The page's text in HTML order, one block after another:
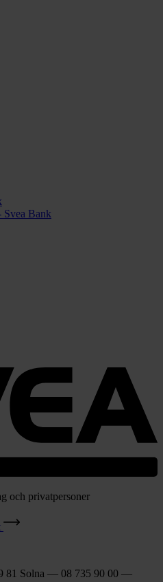
Svea Bank
och privatpersoner
81 Solna — 08 735 90 00 —